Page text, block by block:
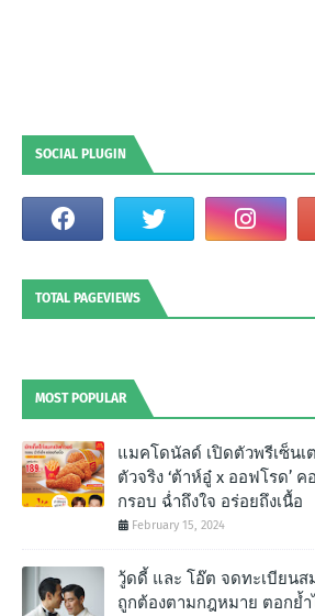
SOCIAL PLUGIN
TOTAL PAGEVIEWS
MOST POPULAR
แมคโดนัลด์ เปิดตัวพรีเซ็น
ตัวจริง ‘ต้าห์อู๋ x ออฟโรด’
กรอบ ฉํ่าถึงใจ อร่อยถึงเนื้อ
February 15, 2024
วู้ดดี้ และ โอ๊ต จดทะเบียนส
ถูกต้องตามกฎหมาย ตอกย้ำ